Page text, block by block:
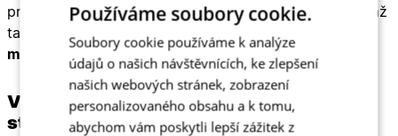
první pohled vypadá lehce, ale můžeme vás ujistit, že až
tak lehké to pro laika není a
pro nás je montáž kování
maličkost!
Vyvrtání díry na kliku (kouli) z venkovní
strany
Používáme soubory cookie.
Soubory cookie používáme k analýze
údajů o našich návštěvnících, ke zlepšení
našich webových stránek, zobrazení
personalizovaného obsahu a k tomu,
abychom vám poskytli lepší zážitek z